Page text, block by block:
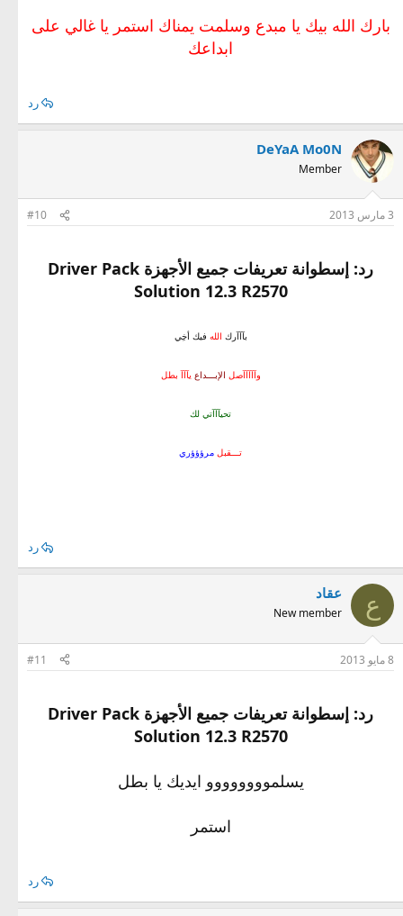
بارك الله بيك يا مبدع وسلمت يمناك استمر يا غالي على
ابداعك
رد
DeYaA Mo0N
Member
3 مارس 2013 #10
رد: إسطوانة تعريفات جميع الأجهزة Driver Pack
Solution 12.3 R2570
بآآآرك الله فيك أخِي
وآآآآآصل الإبـــداع يآآآ بطل
تحيآآآتي لك
تـــقبل مرؤؤؤري
رد
ع عقاد
New member
8 مايو 2013 #11
رد: إسطوانة تعريفات جميع الأجهزة Driver Pack
Solution 12.3 R2570
يسلموووووووو ايديك يا بطل
استمر
رد